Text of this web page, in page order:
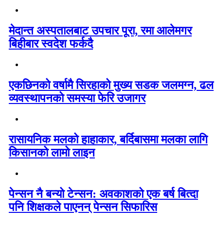
मेदान्त अस्पतालबाट उपचार पूरा, रमा आलेमगर
बिहीबार स्वदेश फर्कदै
एकछिनको वर्षामै सिरहाको मुख्य सडक जलमग्न, ढल
व्यवस्थापनको समस्या फेरि उजागर
रासायनिक मलको हाहाकार, बर्दिबासमा मलका लागि
किसानको लामो लाइन
पेन्सन नै बन्यो टेन्सन: अवकाशको एक बर्ष बित्दा
पनि शिक्षकले पाएनन् पेन्सन सिफारिस